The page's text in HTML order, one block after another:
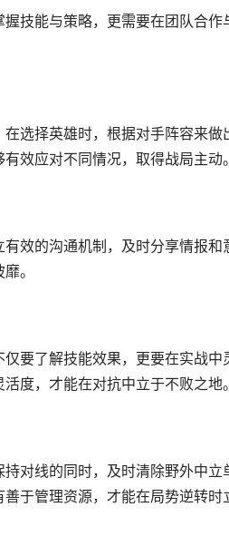
技能与策略，更需要在团队合
选择英雄时，根据对手阵容来
效应对不同情况，取得战局主动。
效的沟通机制，及时分享情报和
。
要了解技能效果，更要在实战
度，才能在对抗中立于不败之地。
对线的同时，及时清除野外中立
于管理资源，才能在局势逆转时